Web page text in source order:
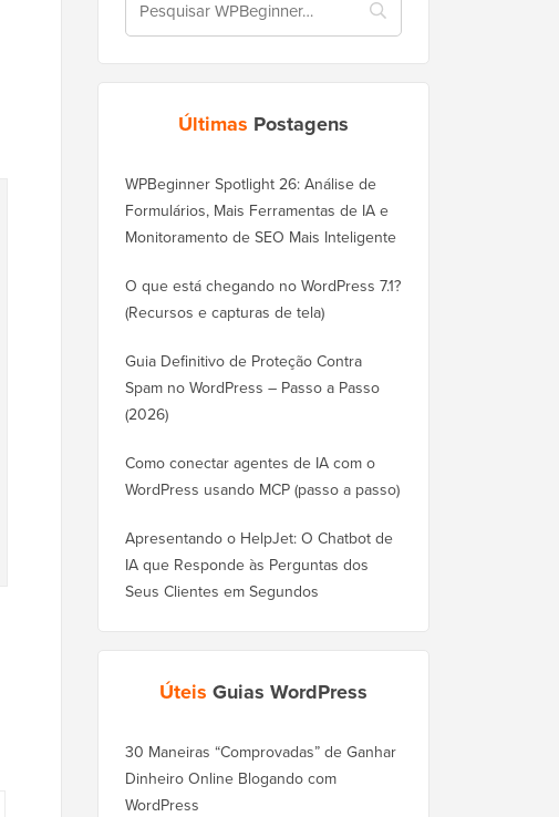
Últimas Postagens
WPBeginner Spotlight 26: Análise de
Formulários, Mais Ferramentas de IA e
Monitoramento de SEO Mais Inteligente
O que está chegando no WordPress 7.1?
(Recursos e capturas de tela)
Guia Definitivo de Proteção Contra
Spam no WordPress – Passo a Passo
(2026)
Como conectar agentes de IA com o
WordPress usando MCP (passo a passo)
Apresentando o HelpJet: O Chatbot de
IA que Responde às Perguntas dos
Seus Clientes em Segundos
Úteis Guias WordPress
30 Maneiras “Comprovadas” de Ganhar
Dinheiro Online Blogando com
WordPress